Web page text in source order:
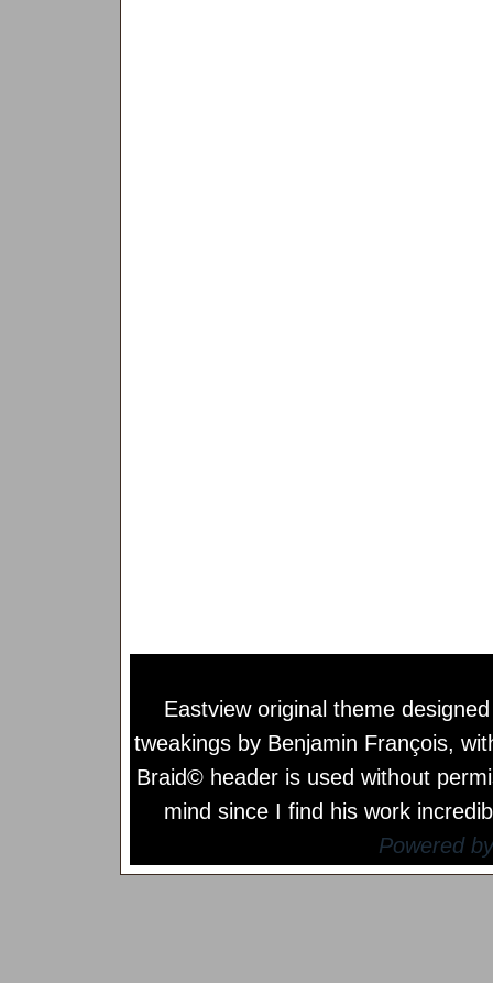
Eastview original theme
tweakings by Benjamin François,
Braid© header is used without
mind since I find his work
Powered